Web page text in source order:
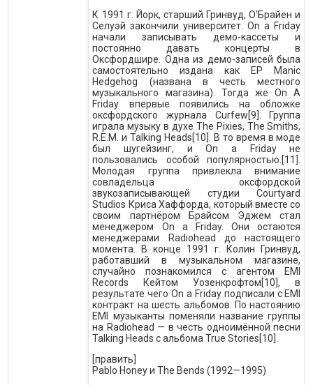
К 1991 г. Йорк, старший Гринвуд, О’Брайен и
Селуэй закончили университет. On a Friday
начали записывать демо-кассеты и
постоянно давать концерты в
Оксфордшире. Одна из демо-записей была
самостоятельно издана как EP Manic
Hedgehog (названа в честь местного
музыкального магазина). Тогда же On A
Friday впервые появились на обложке
оксфордского журнала Curfew[9]. Группа
играла музыку в духе The Pixies, The Smiths,
R.E.M. и Talking Heads[10]. В то время в моде
был шугейзинг, и On a Friday не
пользовались особой популярностью.[11].
Молодая группа привлекла внимание
совладельца оксфордской
звукозаписывающей студии Courtyard
Studios Криса Хаффорда, который вместе со
своим партнёром Брайсом Эджем стал
менеджером On a Friday. Они остаются
менеджерами Radiohead до настоящего
момента. В конце 1991 г. Колин Гринвуд,
работавший в музыкальном магазине,
случайно познакомился с агентом EMI
Records Кейтом Уозенкрофтом[10], в
результате чего On a Friday подписали с EMI
контракт на шесть альбомов. По настоянию
EMI музыканты поменяли название группы
на Radiohead — в честь одноимённой песни
Talking Heads с альбома True Stories[10].
[править]
Pablo Honey и The Bends (1992—1995)